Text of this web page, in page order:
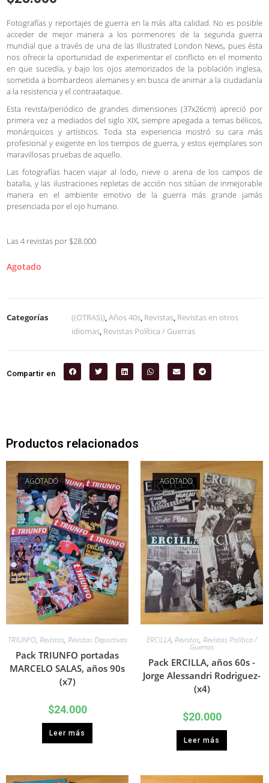
Fotografías y reportajes de guerra en la más alta calidad. No es posible
acceder de mejor manera a los pormenores de la segunda guerra
mundial que a través de una de las Illustrated London News, pues ésta
nos ofrece la oportunidad de experimentar el conflicto en el momento
en que sucedía, y bajo los ojos atemorizados de la población inglesa,
sometida a bombardeos alemanes y en busca de animar a la ciudadanía
a la resistencia y el contraataque.
Esta revista/periódico de grandes dimensiones (37x26cm) apreció por
primera vez a mediados del siglo XIX, siempre apegada a temas bélicos,
monárquicos y artísticos. Toda sta experiencia mostró su cara más
profesional y exigente en los tiempos de guerra, y estos ejemplares son
maravillosas pruebas de aquello.
Las fotografías hacen viajar al lodo, nieve o arena de los campos de
batalla, y las ilustraciones repletas de acción nos sitúan de inmejorable
manera en el ambiente emotivo de la guerra más grande jamás
presenciada por el ojo humano.
Las 4 revistas por $28.000
Agotado
Categorías ((OTRAS)),Años 40s, Revistas, Revistas en otros
idiomas, Revistas Política / Guerras
Compartir en
Productos relacionados
AGOTADO
TRIUNFO, Revistas, Revistas Deportivas
Pack TRIUNFO portadas
MARCELO SALAS, años 90s
(x7)
$24.000
Leer más
AGOTADO
ERCILLA, Revistas, Revistas Política /
Guerras
Pack ERCILLA, años 60s -
Jorge Alessandri Rodriguez-
(x4)
$20.000
Leer más